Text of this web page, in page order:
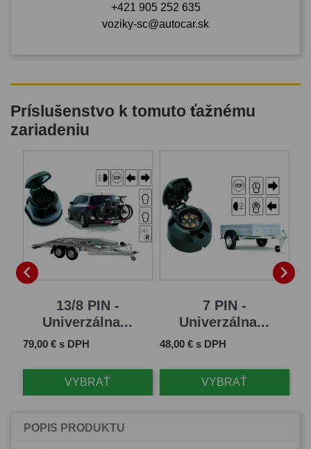
+421 905 252 635
voziky-sc@autocar.sk
Príslušenstvo k tomuto ťažnému
zariadeniu

13/8 PIN -
Univerzálna...
Cena
79,00 € s DPH
VYBRAŤ
7 PIN -
Univerzálna...
Cena
48,00 € s DPH
VYBRAŤ

POPIS PRODUKTU